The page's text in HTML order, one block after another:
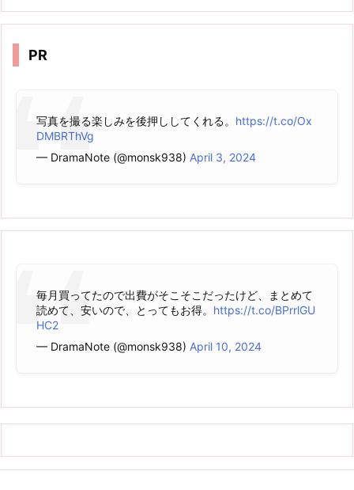
イ
PR
写真を撮る楽しみを後押ししてくれる。 https://t.co/Ox
DMBRThVg
— DramaNote (@monsk938) April 3, 2024
毎月買ってたので出費がそこそこだったけど、まとめて
読めて、安いので、とってもお得。 https://t.co/BPrrlGU
HC2
— DramaNote (@monsk938) April 10, 2024